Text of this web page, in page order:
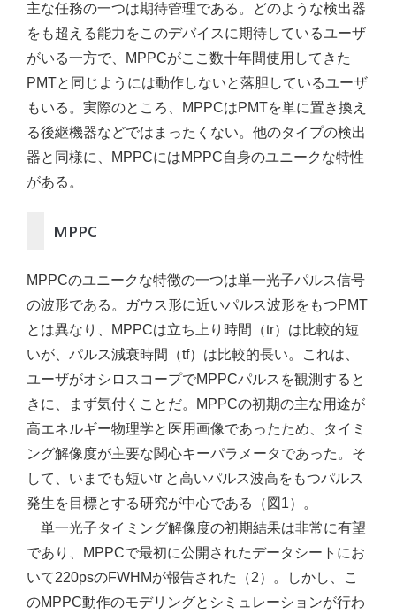
主な任務の一つは期待管理である。どのような検出器
をも超える能力をこのデバイスに期待しているユーザ
がいる一方で、MPPCがここ数十年間使用してきた
PMTと同じようには動作しないと落胆しているユーザ
もいる。実際のところ、MPPCはPMTを単に置き換え
る後継機器などではまったくない。他のタイプの検出
器と同様に、MPPCにはMPPC自身のユニークな特性
がある。
MPPC
MPPCのユニークな特徴の一つは単一光子パルス信号
の波形である。ガウス形に近いパルス波形をもつPMT
とは異なり、MPPCは立ち上り時間（tr）は比較的短
いが、パルス減衰時間（tf）は比較的長い。これは、
ユーザがオシロスコープでMPPCパルスを観測すると
きに、まず気付くことだ。MPPCの初期の主な用途が
高エネルギー物理学と医用画像であったため、タイミ
ング解像度が主要な関心キーパラメータであった。そ
して、いまでも短いtr と高いパルス波高をもつパルス
発生を目標とする研究が中心である（図1）。
単一光子タイミング解像度の初期結果は非常に有望
であり、MPPCで最初に公開されたデータシートにお
いて220psのFWHMが報告された（2）。しかし、こ
のMPPC動作のモデリングとシミュレーションが行わ